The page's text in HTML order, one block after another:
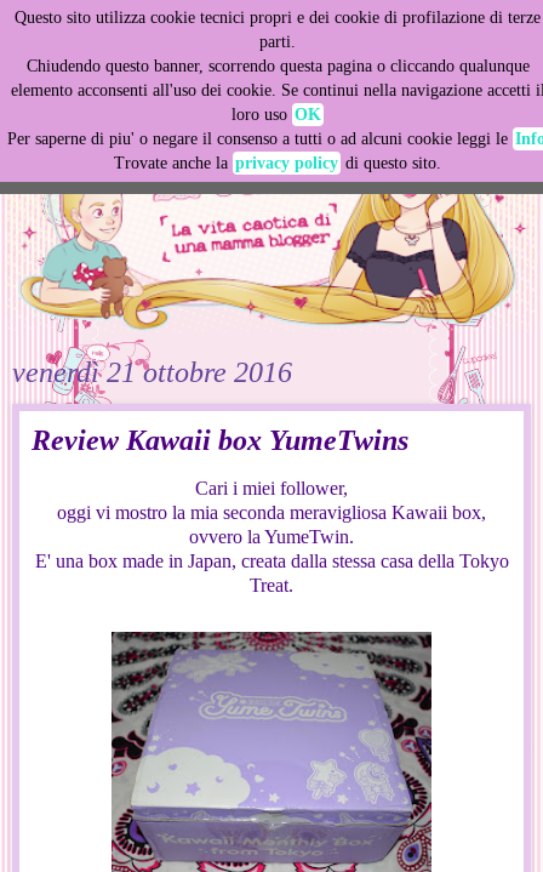
Questo sito utilizza cookie tecnici propri e dei cookie di profilazione di terze
parti.
Chiudendo questo banner, scorrendo questa pagina o cliccando qualunque
elemento acconsenti all'uso dei cookie. Se continui nella navigazione accetti
loro uso OK
Per saperne di piu' o negare il consenso a tutti o ad alcuni cookie leggi le
Trovate anche la privacy policy di questo sito.
venerdì 21 ottobre 2016
Review Kawaii box YumeTwins
Cari i miei follower,
oggi vi mostro la mia seconda meravigliosa Kawaii box,
ovvero la YumeTwin.
E' una box made in Japan, creata dalla stessa casa della Tokyo
Treat.
This site uses cookies from Google to deliver its services
and to analyze traffic. Your IP address and user-agent are
shared with Google along with performance and security
metrics to ensure quality of service, generate usage
statistics, and to detect and address abuse.
LEARN MORE GOT IT